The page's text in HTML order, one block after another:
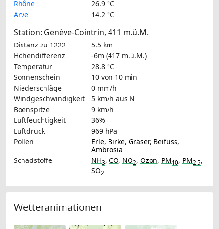
Rhône
26.9 °C
Arve
14.2 °C
Station: Genève-Cointrin, 411 m.ü.M.
Distanz zu 1222
5.5 km
Höhendifferenz
-6m (417 m.ü.M.)
Temperatur
28.8 °C
Sonnenschein
10 von 10 min
Niederschläge
0 mm/h
Windgeschwindigkeit
5 km/h aus N
Böenspitze
9 km/h
Luftfeuchtigkeit
36%
Luftdruck
969 hPa
Pollen
Erle, Birke, Gräser, Beifuss,
Ambrosia
Schadstoffe
NH3, CO, NO2, Ozon, PM10, PM2.5,
SO2
Wetteranimationen